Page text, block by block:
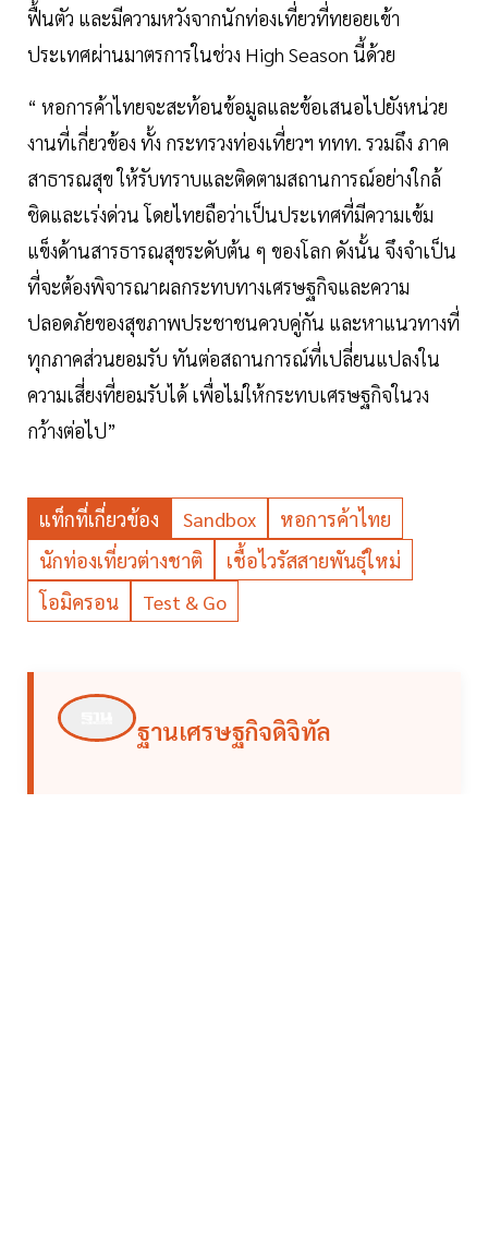
ฟื้นตัว และมีความหวังจากนักท่องเที่ยวที่ทยอยเข้า
ประเทศผ่านมาตรการในช่วง High Season นี้ด้วย
“ หอการค้าไทยจะสะท้อนข้อมูลและข้อเสนอไปยังหน่วย
งานที่เกี่ยวข้อง ทั้ง กระทรวงท่องเที่ยวฯ ททท. รวมถึง ภาค
สาธารณสุข ให้รับทราบและติดตามสถานการณ์อย่างใกล้
ชิดและเร่งด่วน โดยไทยถือว่าเป็นประเทศที่มีความเข้ม
แข็งด้านสารธารณสุขระดับต้น ๆ ของโลก ดังนั้น จึงจำเป็น
ที่จะต้องพิจารณาผลกระทบทางเศรษฐกิจและความ
ปลอดภัยของสุขภาพประชาชนควบคู่กัน และหาแนวทางที่
ทุกภาคส่วนยอมรับ ทันต่อสถานการณ์ที่เปลี่ยนแปลงใน
ความเสี่ยงที่ยอมรับได้ เพื่อไม่ให้กระทบเศรษฐกิจในวง
กว้างต่อไป”
แท็กที่เกี่ยวข้อง Sandbox
หอการค้าไทย
นักท่องเที่ยวต่างชาติ
เชื้อไวรัสสายพันธุ์ใหม่
โอมิครอน
Test & Go
ฐานเศรษฐกิจดิจิทัล